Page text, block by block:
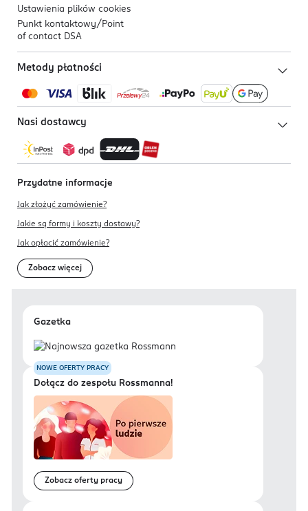
Ustawienia plików cookies
Punkt kontaktowy/ Point
of contact DSA
Metody płatności
Nasi dostawcy
Przydatne informacje
Jak złożyć zamówienie?
Jakie są formy i koszty dostawy?
Jak opłacić zamówienie?
Zobacz więcej
Gazetka
NOWE OFERTY PRACY
Dołącz do zespołu Rossmanna!
Zobacz oferty pracy